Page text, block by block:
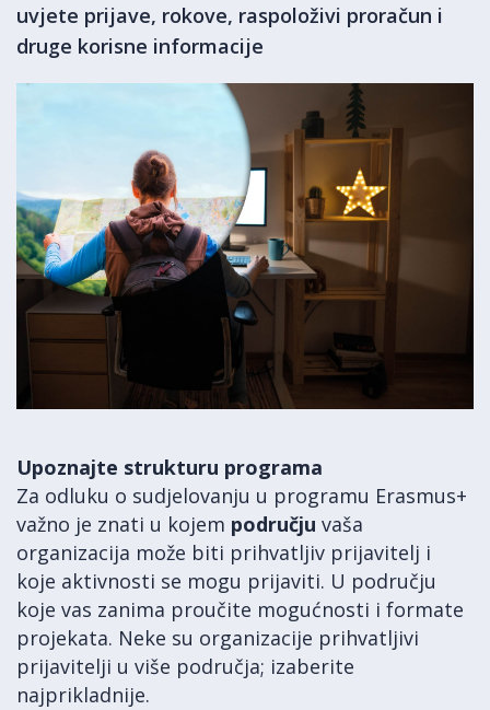
uvjete prijave, rokove, raspoloživi proračun i
druge korisne informacije
Upoznajte strukturu programa
Za odluku o sudjelovanju u programu Erasmus+
važno je znati u kojem području vaša
organizacija može biti prihvatljiv prijavitelj i
koje aktivnosti se mogu prijaviti. U području
koje vas zanima proučite mogućnosti i formate
projekata. Neke su organizacije prihvatljivi
prijavitelji u više područja; izaberite
najprikladnije.